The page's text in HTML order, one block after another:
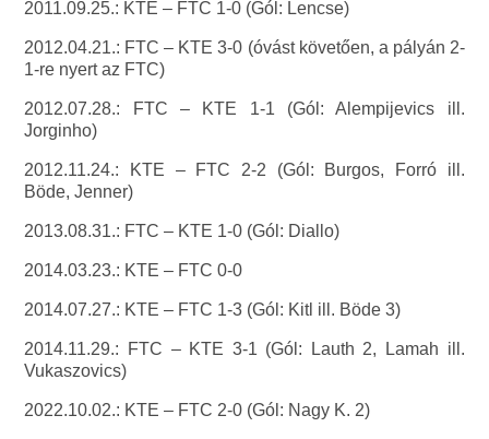
2011.09.25.: KTE – FTC 1-0 (Gól: Lencse)
2012.04.21.: FTC – KTE 3-0 (óvást követően, a pályán 2-
1-re nyert az FTC)
2012.07.28.: FTC – KTE 1-1 (Gól: Alempijevics ill.
Jorginho)
2012.11.24.: KTE – FTC 2-2 (Gól: Burgos, Forró ill.
Böde, Jenner)
2013.08.31.: FTC – KTE 1-0 (Gól: Diallo)
2014.03.23.: KTE – FTC 0-0
2014.07.27.: KTE – FTC 1-3 (Gól: Kitl ill. Böde 3)
2014.11.29.: FTC – KTE 3-1 (Gól: Lauth 2, Lamah ill.
Vukaszovics)
2022.10.02.: KTE – FTC 2-0 (Gól: Nagy K. 2)